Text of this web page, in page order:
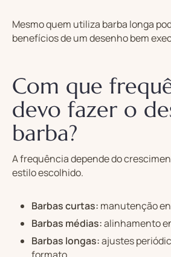
Mesmo quem utiliza barba longa
benefícios de um desenho bem
Com que
devo fazer o
barba?
A frequência depende do
estilo escolhido.
Barbas curtas: manutenção
Barbas médias:alinhamento
Barbas longas:ajustes